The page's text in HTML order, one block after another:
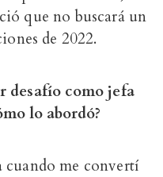
que no buscará un
de 2022.
desafío como jefa
lo abordó?
cuando me convertí